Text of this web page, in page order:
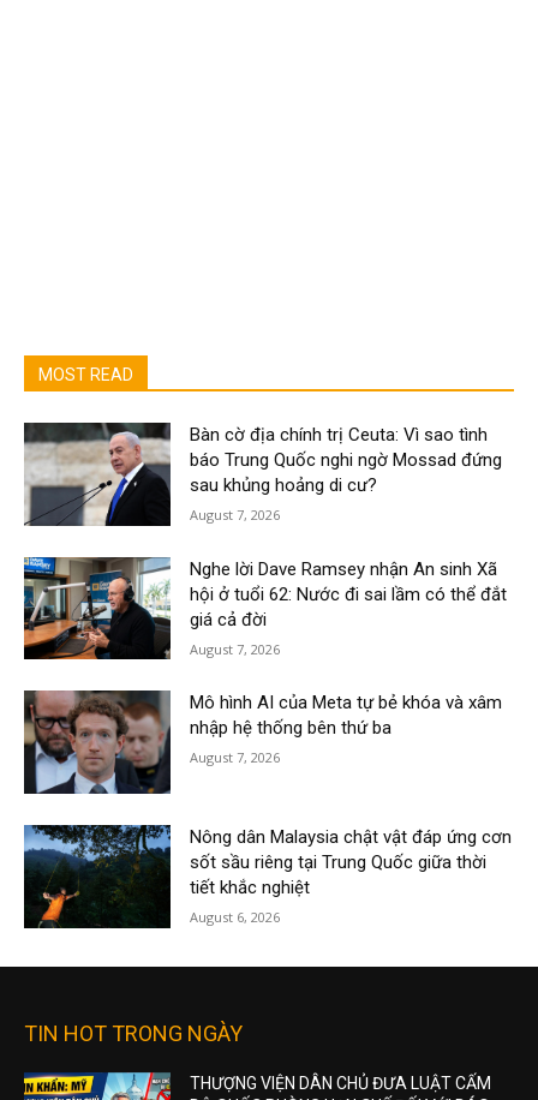
MOST READ
Bàn cờ địa chính trị Ceuta: Vì sao tình
báo Trung Quốc nghi ngờ Mossad đứng
sau khủng hoảng di cư?
August 7, 2026
Nghe lời Dave Ramsey nhận An sinh Xã
hội ở tuổi 62: Nước đi sai lầm có thể đắt
giá cả đời
August 7, 2026
Mô hình AI của Meta tự bẻ khóa và xâm
nhập hệ thống bên thứ ba
August 7, 2026
Nông dân Malaysia chật vật đáp ứng cơn
sốt sầu riêng tại Trung Quốc giữa thời
tiết khắc nghiệt
August 6, 2026
TIN HOT TRONG NGÀY
THƯỢNG VIỆN DÂN CHỦ ĐƯA LUẬT CẤM